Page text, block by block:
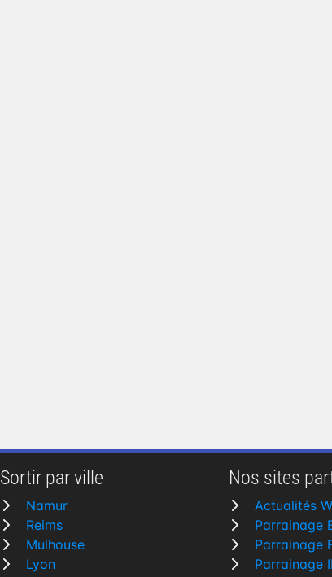
Sortir par ville
Namur
Reims
Mulhouse
Lyon
Nos sites
Actualités
Parrainage
Parrainage
Parrainage